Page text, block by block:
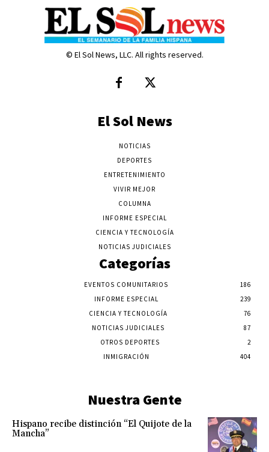
© El Sol News, LLC. All rights reserved.
El Sol News
NOTICIAS
DEPORTES
ENTRETENIMIENTO
VIVIR MEJOR
COLUMNA
INFORME ESPECIAL
CIENCIA Y TECNOLOGÍA
NOTICIAS JUDICIALES
Categorías
EVENTOS COMUNITARIOS
186
INFORME ESPECIAL
239
CIENCIA Y TECNOLOGÍA
76
NOTICIAS JUDICIALES
87
OTROS DEPORTES
2
INMIGRACIÓN
404
Nuestra Gente
Hispano recibe distinción “El Quijote de la
Mancha”